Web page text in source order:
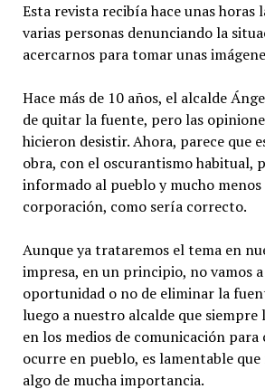
Esta revista recibía hace unas horas
varias personas denunciando la
acercarnos para tomar unas
Hace más de 10 años, el alcalde
de quitar la fuente, pero las
hicieron desistir. Ahora, parece que
obra, con el oscurantismo habitual,
informado al pueblo y mucho
corporación, como sería correcto.
Aunque ya trataremos el tema en
impresa, en un principio, no vamos
oportunidad o no de eliminar la
luego a nuestro alcalde que siempre
en los medios de comunicación para
ocurre en pueblo, es lamentable
algo de mucha importancia.